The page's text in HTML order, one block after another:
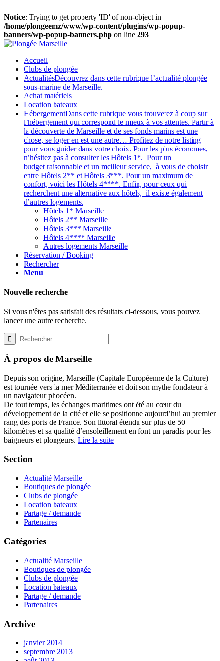
Notice: Trying to get property 'ID' of non-object in
/home/plongeemz/www/wp-content/plugins/wp-popup-
banners/wp-popup-banners.php on line 293
Accueil
Clubs de plongée
ActualitésDécouvrez dans cette rubrique l’actualité plongée
sous-marine de Marseille.
Achat matériels
Location bateaux
HébergementDans cette rubrique vous trouverez à coup sur
l’hébergement qui correspond le mieux à vos attentes. Partir à
la découverte de Marseille et de ses fonds marins est une
chose, se loger en est une autre… Profitez de notre listing
pour vous guider dans votre choix. Pour les plus économes,
n’hésitez pas à consulter les Hôtels 1*. Pour un
budget raisonnable et un meilleur service, à vous de choisir
entre Hôtels 2** et Hôtels 3***. Pour un maximum de
confort, voici les Hôtels 4****. Enfin, pour ceux qui
recherchent une alternative aux hôtels, il existe également
d’autres logements.
Hôtels 1* Marseille
Hôtels 2** Marseille
Hôtels 3*** Marseille
Hôtels 4**** Marseille
Autres logements Marseille
Réservation / Booking
Rechercher
Menu
Nouvelle recherche
Si vous n'êtes pas satisfait des résultats ci-dessous, vous pouvez
lancer une autre recherche.
À propos de Marseille
Depuis son origine, Marseille (Capitale Européenne de la Culture)
est tournée vers la mer Méditerranée et doit son mythe fondateur à
un navigateur phocéen.
De tout temps, les échanges maritimes ont été au cœur du
développement de la cité et elle se positionne aujourd’hui au premier
rang des ports de France. Son littoral étendu sur plus de 50
kilomètres et sa qualité d’ensoleillement en font un paradis pour les
baigneurs et plongeurs. Lire la suite
Section
Actualité Marseille
Boutiques de plongée
Clubs de plongée
Location bateaux
Partage / demande
Partenaires
Catégories
Actualité Marseille
Boutiques de plongée
Clubs de plongée
Location bateaux
Partage / demande
Partenaires
Archive
janvier 2014
septembre 2013